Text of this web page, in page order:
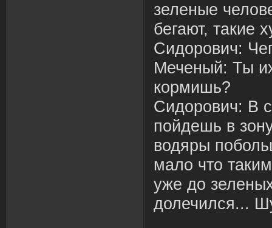
зеленые
бегают, такие
Сидорович:
Меченый: Ты
кормишь?
Сидорович: В
пойдешь в
водяры
мало что
уже до
долечился...